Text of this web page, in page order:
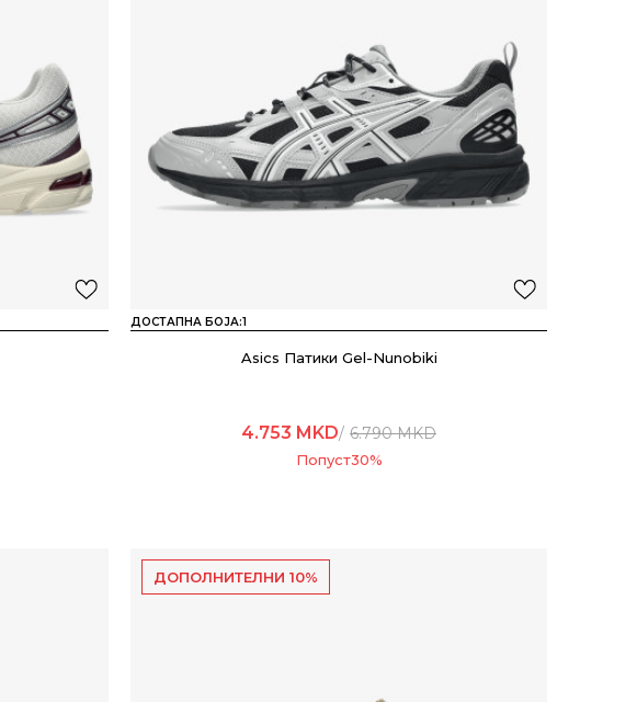
ДОСТАПНА БОЈА:1
Asics Патики Gel-Nunobiki
4.753 MKD 6.790MKD
Попуст30%
ДОПОЛНИТЕЛНИ 10%